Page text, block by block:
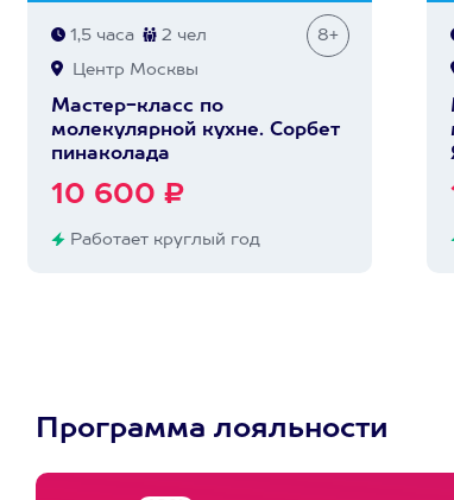
1,5 часа 2 чел 8+
Центр Москвы
Мастер-класс по
молекулярной кухне. Сорбет
пинаколада
10 600 ₽
Работает круглый год
Программа лояльности